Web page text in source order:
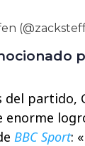
del partido,
enorme
BBC Sport: